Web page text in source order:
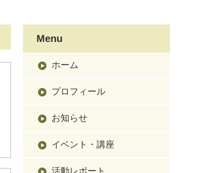
Menu
ホーム
プロフィール
お知らせ
イベント・講座
活動レポート